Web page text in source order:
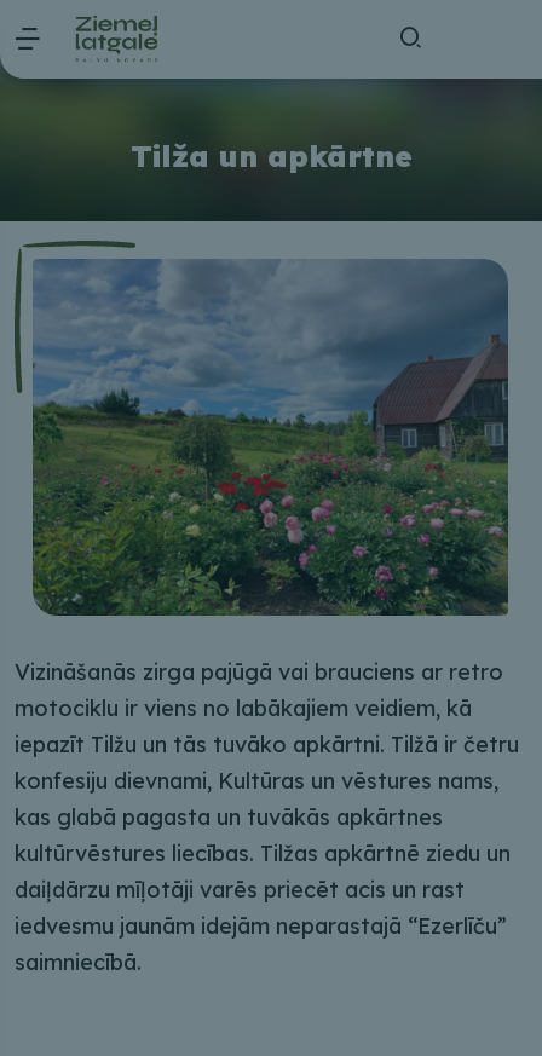
Tilža un apkārtne
Vizināšanās zirga pajūgā vai brauciens ar retro
motociklu ir viens no labākajiem veidiem, kā
iepazīt Tilžu un tās tuvāko apkārtni. Tilžā ir četru
konfesiju dievnami, Kultūras un vēstures nams,
kas glabā pagasta un tuvākās apkārtnes
kultūrvēstures liecības. Tilžas apkārtnē ziedu un
daiļdārzu mīļotāji varēs priecēt acis un rast
iedvesmu jaunām idejām neparastajā “Ezerlīču”
saimniecībā.